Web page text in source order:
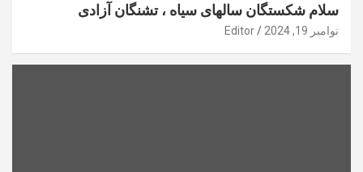
سلام شکستگان سالهای سیاه ، تشنگان آزادی
نوامبر 19, 2024 Editor